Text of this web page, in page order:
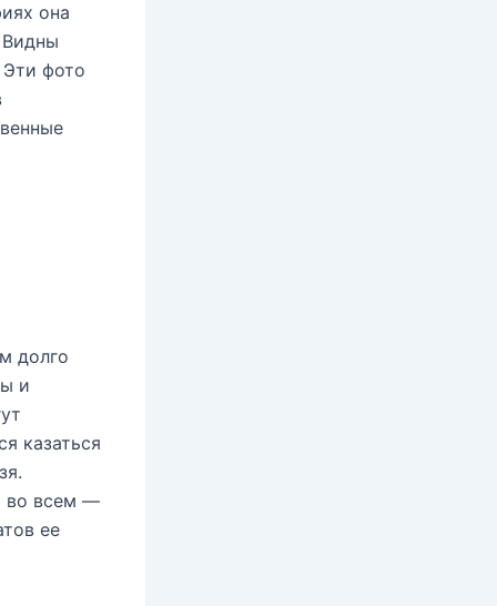
она
Видны
фото
долго
и
казаться
во всем —
ее